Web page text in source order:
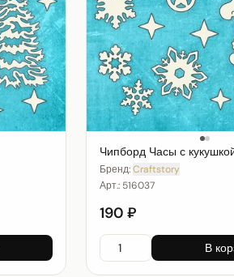
Чипборд Часы с
Бренд:Craftstory
Арт.: 516037
190 ₽
В